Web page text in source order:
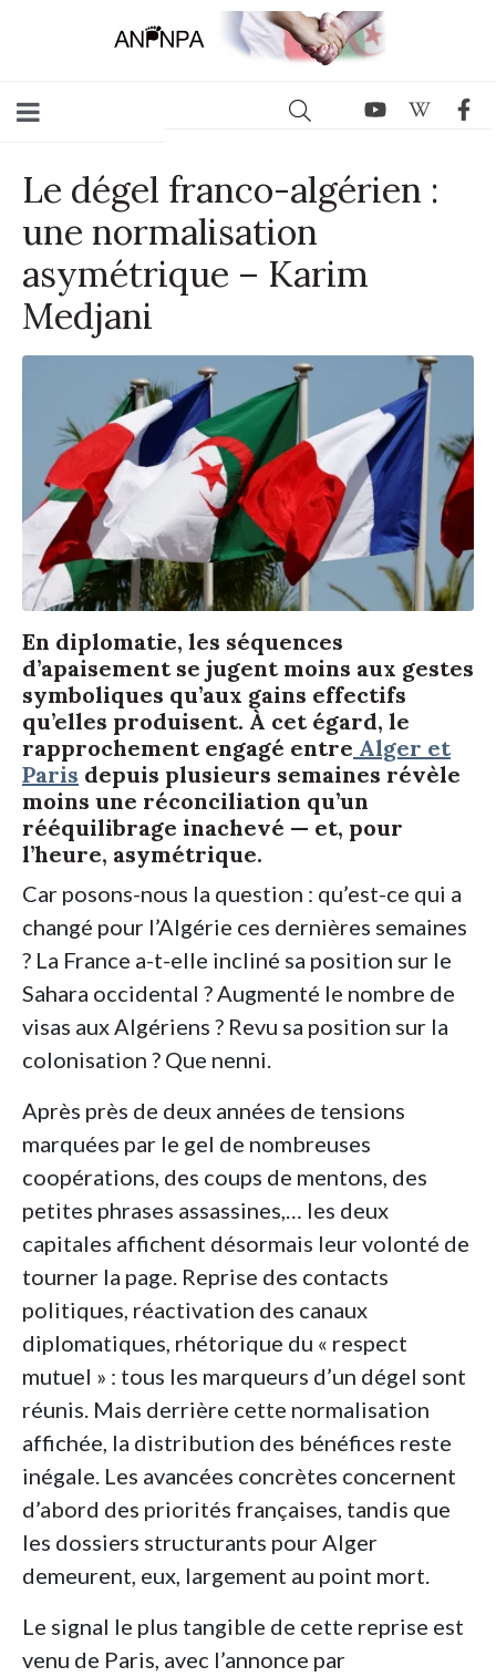
Le dégel franco-algérien :
une normalisation
asymétrique – Karim
Medjani
En diplomatie, les séquences
d’apaisement se jugent moins aux gestes
symboliques qu’aux gains effectifs
qu’elles produisent. À cet égard, le
rapprochement engagé entre Alger et
Paris depuis plusieurs semaines révèle
moins une réconciliation qu’un
rééquilibrage inachevé — et, pour
l’heure, asymétrique.
Car posons-nous la question : qu’est-ce qui a
changé pour l’Algérie ces dernières semaines
? La France a-t-elle incliné sa position sur le
Sahara occidental ? Augmenté le nombre de
visas aux Algériens ? Revu sa position sur la
colonisation ? Que nenni.
Après près de deux années de tensions
marquées par le gel de nombreuses
coopérations, des coups de mentons, des
petites phrases assassines,… les deux
capitales affichent désormais leur volonté de
tourner la page. Reprise des contacts
politiques, réactivation des canaux
diplomatiques, rhétorique du « respect
mutuel » : tous les marqueurs d’un dégel sont
réunis. Mais derrière cette normalisation
affichée, la distribution des bénéfices reste
inégale. Les avancées concrètes concernent
d’abord des priorités françaises, tandis que
les dossiers structurants pour Alger
demeurent, eux, largement au point mort.
Le signal le plus tangible de cette reprise est
venu de Paris, avec l’annonce par